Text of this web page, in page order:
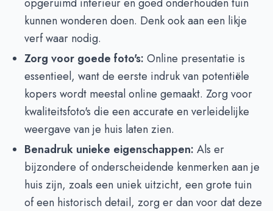
kunnen wonderen doen. Denk ook aan een likje
verf waar nodig.
Zorg voor goede foto's: Online presentatie is
essentieel, want de eerste indruk van potentiële
kopers wordt meestal online gemaakt. Zorg voor
kwaliteitsfoto's die een accurate en verleidelijke
weergave van je huis laten zien.
Benadruk unieke eigenschappen: Als er
bijzondere of onderscheidende kenmerken aan je
huis zijn, zoals een uniek uitzicht, een grote tuin
of een historisch detail, zorg er dan voor dat deze